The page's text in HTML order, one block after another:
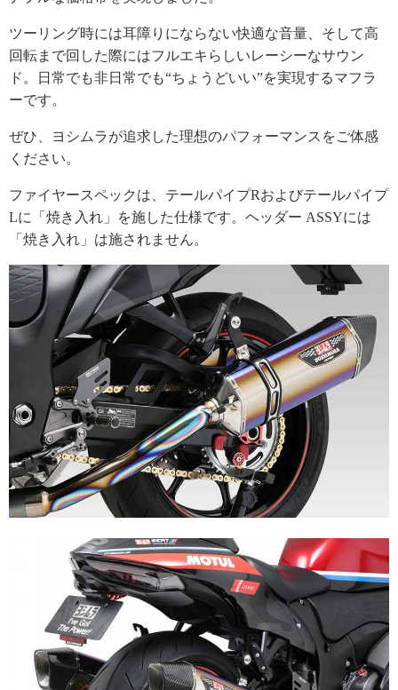
ツーリング時には耳障りにならない快適な音量、そして高
回転まで回した際にはフルエキらしいレーシーなサウン
ド。日常でも非日常でも“ちょうどいい”を実現するマフラ
ーです。
ぜひ、ヨシムラが追求した理想のパフォーマンスをご体感
ください。
ファイヤースペックは、テールパイプRおよびテールパイプ
Lに「焼き入れ」を施した仕様です。ヘッダー ASSYには
「焼き入れ」は施されません。